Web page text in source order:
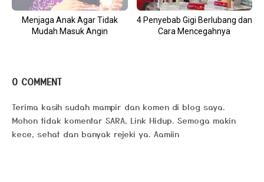
Menjaga Anak Agar Tidak
Mudah Masuk Angin
4 Penyebab Gigi Berlubang dan
Cara Mencegahnya
0 COMMENT
Terima kasih sudah mampir dan komen di blog saya.
Mohon tidak komentar SARA, Link Hidup. Semoga makin
kece, sehat dan banyak rejeki ya. Aamiin